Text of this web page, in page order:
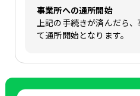
事業所への通所開始
上記の手続きが済んだら
て通所開始となります。